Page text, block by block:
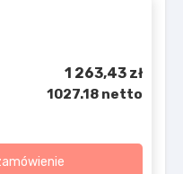
1 263,43 zł
1027.18 netto